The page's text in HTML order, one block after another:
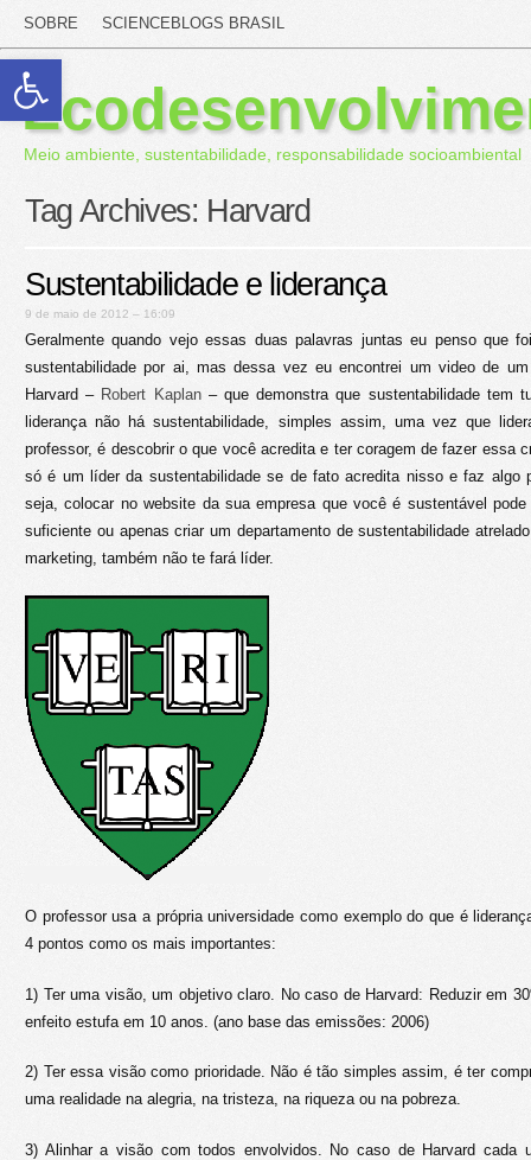
Abrir a barra de ferramentas
SOBRE SCIENCEBLOGS BRASIL
Meio ambiente, sustentabilidade, responsabilidade socioambiental
Tag Archives: Harvard
Sustentabilidade e liderança
9 de maio de 2012 – 16:09
Geralmente quando vejo essas duas palavras juntas eu penso que
sustentabilidade por ai, mas dessa vez eu encontrei um video de
Harvard – Robert Kaplan– que demonstra que sustentabilidade tem
liderança não há sustentabilidade, simples assim, uma vez que
professor, é descobrir o que você acredita e ter coragem de fazer essa
só é um líder da sustentabilidade se de fato acredita nisso e faz algo
seja, colocar no website da sua empresa que você é sustentável
suficiente ou apenas criar um departamento de sustentabilidade
marketing, também não te fará líder.
O professor usa a própria universidade como exemplo do que é
4 pontos como os mais importantes:
1) Ter uma visão, um objetivo claro. No caso de Harvard: Reduzir em
enfeito estufa em 10 anos. (ano base das emissões: 2006)
2) Ter essa visão como prioridade. Não é tão simples assim, é ter
uma realidade na alegria, na tristeza, na riqueza ou na pobreza.
3) Alinhar a visão com todos envolvidos. No caso de Harvard cada